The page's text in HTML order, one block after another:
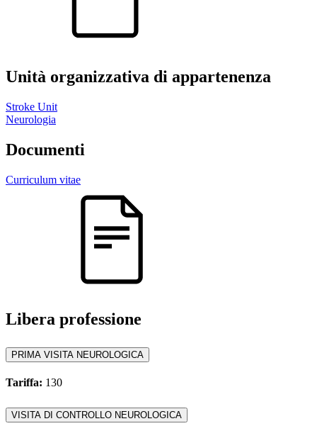
Unità organizzativa di appartenenza
Stroke Unit
Neurologia
Documenti
Curriculum vitae
Libera professione
PRIMA VISITA NEUROLOGICA
Tariffa: 130
VISITA DI CONTROLLO NEUROLOGICA